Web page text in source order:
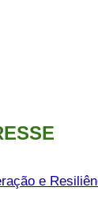
e